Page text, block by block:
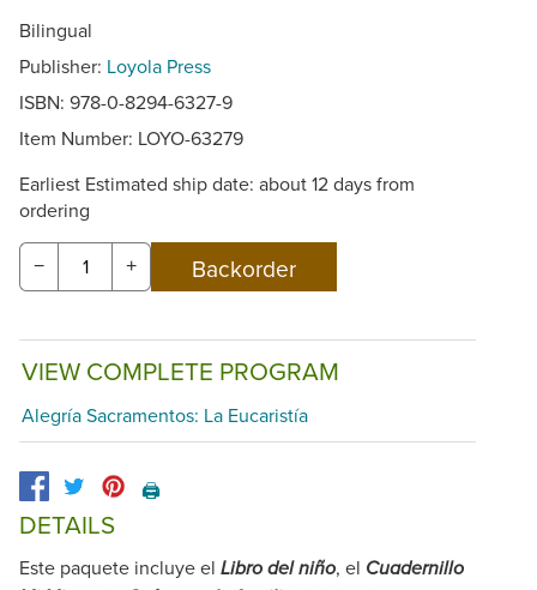
Bilingual
Publisher: Loyola Press
ISBN: 978-0-8294-6327-9
Item Number: LOYO-63279
Earliest Estimated ship date: about 12 days from
ordering
− +
VIEW COMPLETE PROGRAM
Alegría Sacramentos: La Eucaristía
🖨️
DETAILS
Este paquete incluye el Libro del niño, el Cuadernillo